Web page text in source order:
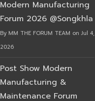
Modern Manufacturing
Forum 2026 @Songkhla
By MM THE FORUM TEAM on Jul 4,
2026
Post Show Modern
Manufacturing &
Maintenance Forum